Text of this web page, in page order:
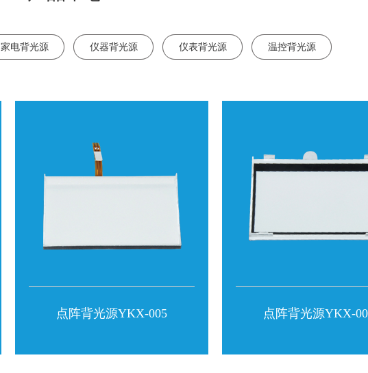
家电背光源 仪器背光源 仪表背光源 温控背光源
点阵背光源YKX-005 点阵背光源YKX-004